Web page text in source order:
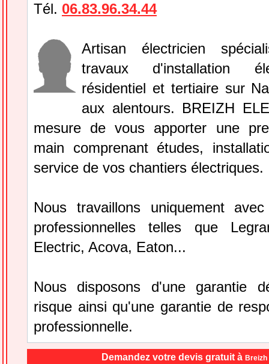
Tél. 06.83.96.34.44
Artisan électricien
travaux d'installation
résidentiel et tertiaire sur
aux alentours. BREIZH
mesure de vous apporter une
main comprenant études,
service de vos chantiers électriques.
Nous travaillons uniquement
professionnelles telles que
Electric, Acova, Eaton...
Nous disposons d'une garantie
risque ainsi qu'une garantie de
professionnelle.
Demandez votre devis gratuit à